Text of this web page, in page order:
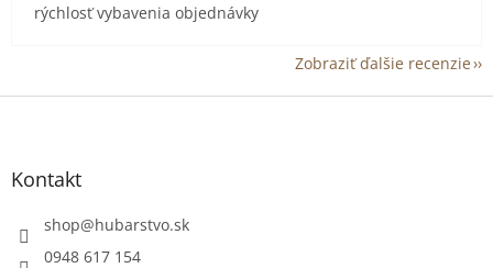
rýchlosť vybavenia objednávky
Zobraziť ďalšie recenzie
Z
Kontakt
shop@hubarstvo.sk
0948 617 154